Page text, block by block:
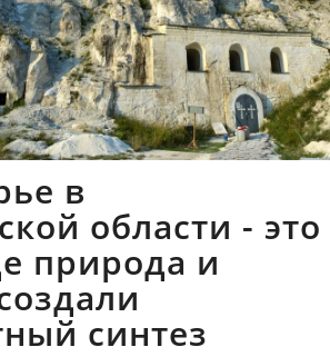
в
области - это
природа и
синтез